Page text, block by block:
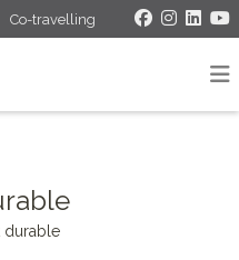
Co-travelling
durable